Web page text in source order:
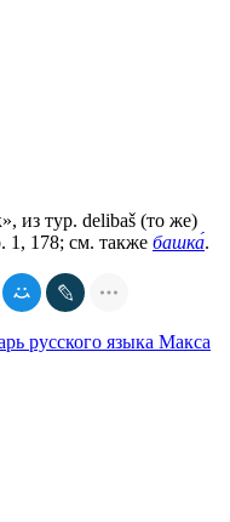
из тур. delibaš (то же)
178; см. также башка́.
русского языка Макса